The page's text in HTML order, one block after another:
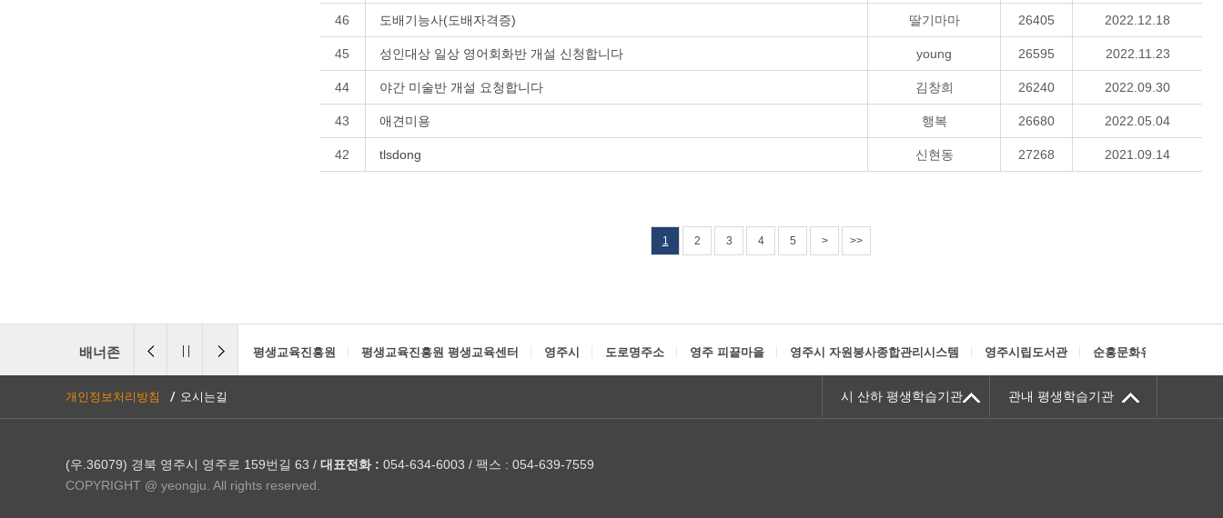
46 도배기능사(도배자격증) 딸기마마 26405 2022.12.18
45 성인대상 일상 영어회화반 개설 신청합니다 young 26595 2022.11.23
44 야간 미술반 개설 요청합니다 김창희 26240 2022.09.30
43 애견미용 행복 26680 2022.05.04
42 tlsdong 신현동 27268 2021.09.14
1 2 3 4 5 > >>
배너존 평생교육진흥원 평생교육진흥원 평생교육센터 영주시 도로명주소 영주 피끝마을 영주시 자원봉사종합관리시스템 영주시립도서관 순흥문화유적권
개인정보처리방침 오시는길 시 산하 평생학습기관 관내 평생학습기관
(우.36079) 경북 영주시 영주로 159번길 63 / 대표전화 : 054-634-6003 / 팩스 : 054-639-7559
COPYRIGHT @ yeongju. All rights reserved.